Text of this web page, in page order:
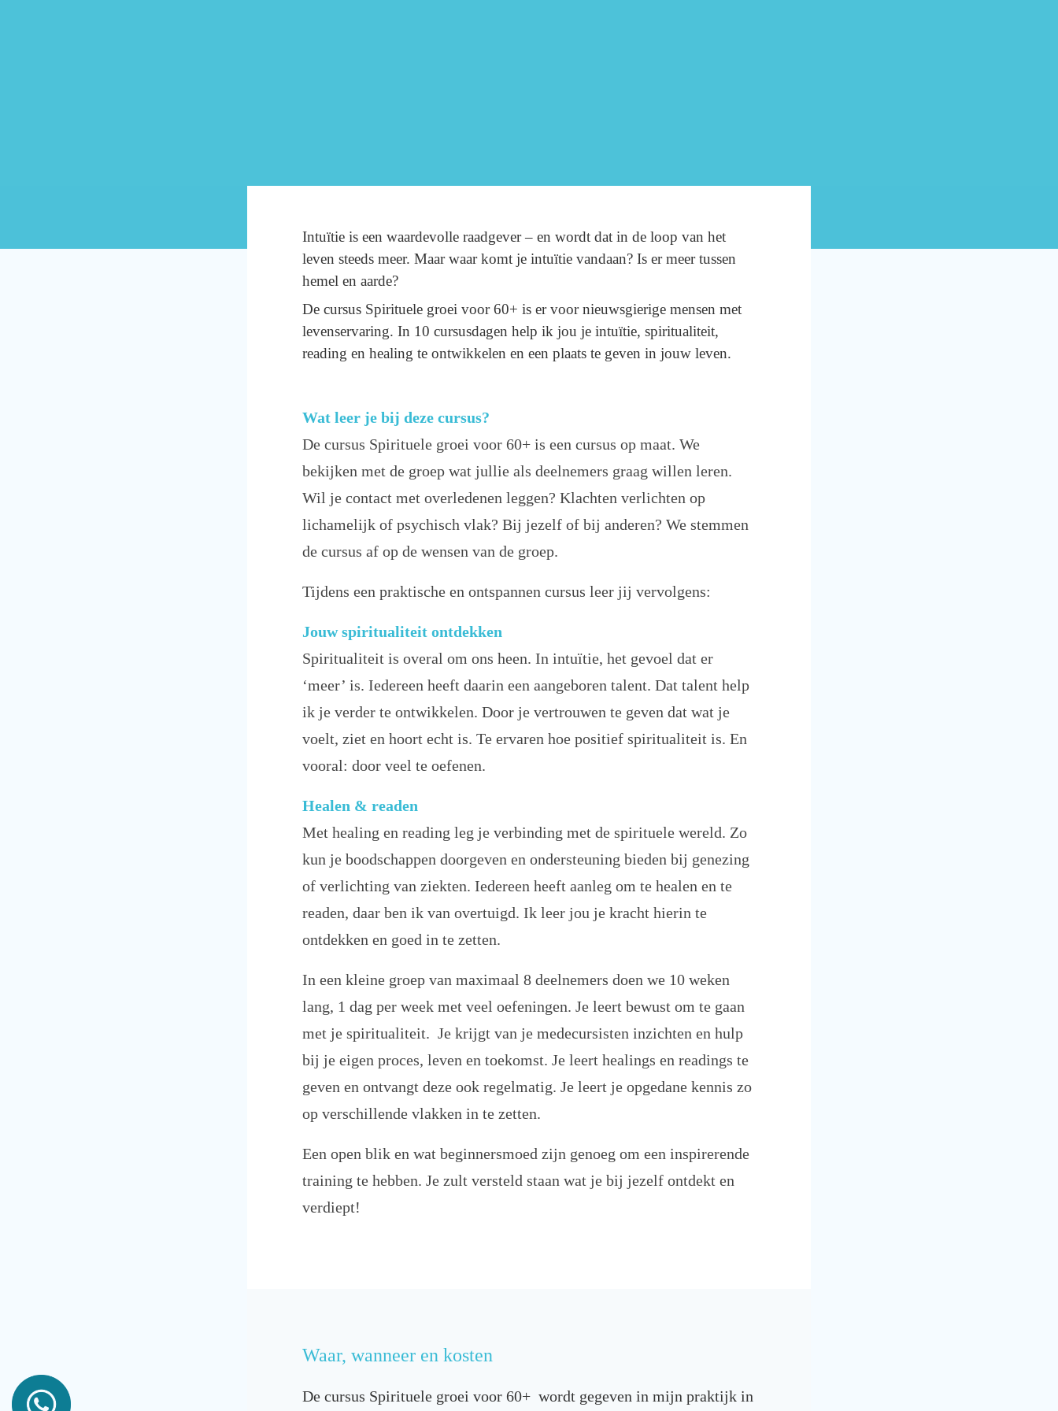
Intuïtie is een waardevolle raadgever – en wordt dat in de loop van het
leven steeds meer. Maar waar komt je intuïtie vandaan? Is er meer tussen
hemel en aarde?
De cursus Spirituele groei voor 60+ is er voor nieuwsgierige mensen met
levenservaring. In 10 cursusdagen help ik jou je intuïtie, spiritualiteit,
reading en healing te ontwikkelen en een plaats te geven in jouw leven.
Wat leer je bij deze cursus?
De cursus Spirituele groei voor 60+ is een cursus op maat. We
bekijken met de groep wat jullie als deelnemers graag willen leren.
Wil je contact met overledenen leggen? Klachten verlichten op
lichamelijk of psychisch vlak? Bij jezelf of bij anderen? We stemmen
de cursus af op de wensen van de groep.
Tijdens een praktische en ontspannen cursus leer jij vervolgens:
Jouw spiritualiteit ontdekken
Spiritualiteit is overal om ons heen. In intuïtie, het gevoel dat er
‘meer’ is. Iedereen heeft daarin een aangeboren talent. Dat talent help
ik je verder te ontwikkelen. Door je vertrouwen te geven dat wat je
voelt, ziet en hoort echt is. Te ervaren hoe positief spiritualiteit is. En
vooral: door veel te oefenen.
Healen & readen
Met healing en reading leg je verbinding met de spirituele wereld. Zo
kun je boodschappen doorgeven en ondersteuning bieden bij genezing
of verlichting van ziekten. Iedereen heeft aanleg om te healen en te
readen, daar ben ik van overtuigd. Ik leer jou je kracht hierin te
ontdekken en goed in te zetten.
In een kleine groep van maximaal 8 deelnemers doen we 10 weken
lang, 1 dag per week met veel oefeningen. Je leert bewust om te gaan
met je spiritualiteit. Je krijgt van je medecursisten inzichten en hulp
bij je eigen proces, leven en toekomst. Je leert healings en readings te
geven en ontvangt deze ook regelmatig. Je leert je opgedane kennis zo
op verschillende vlakken in te zetten.
Een open blik en wat beginnersmoed zijn genoeg om een inspirerende
training te hebben. Je zult versteld staan wat je bij jezelf ontdekt en
verdiept!
Waar, wanneer en kosten
De cursus Spirituele groei voor 60+ wordt gegeven in mijn praktijk in